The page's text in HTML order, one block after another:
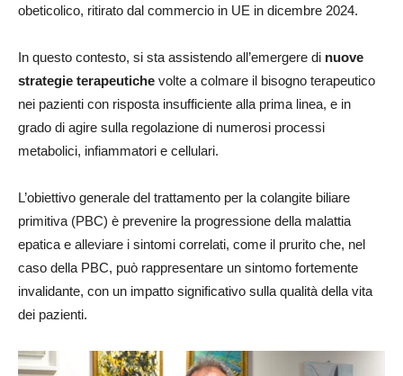
obeticolico, ritirato dal commercio in UE in dicembre 2024.
In questo contesto, si sta assistendo all’emergere di nuove
strategie terapeutiche volte a colmare il bisogno terapeutico
nei pazienti con risposta insufficiente alla prima linea, e in
grado di agire sulla regolazione di numerosi processi
metabolici, infiammatori e cellulari.
L’obiettivo generale del trattamento per la colangite biliare
primitiva (PBC) è prevenire la progressione della malattia
epatica e alleviare i sintomi correlati, come il prurito che, nel
caso della PBC, può rappresentare un sintomo fortemente
invalidante, con un impatto significativo sulla qualità della vita
dei pazienti.